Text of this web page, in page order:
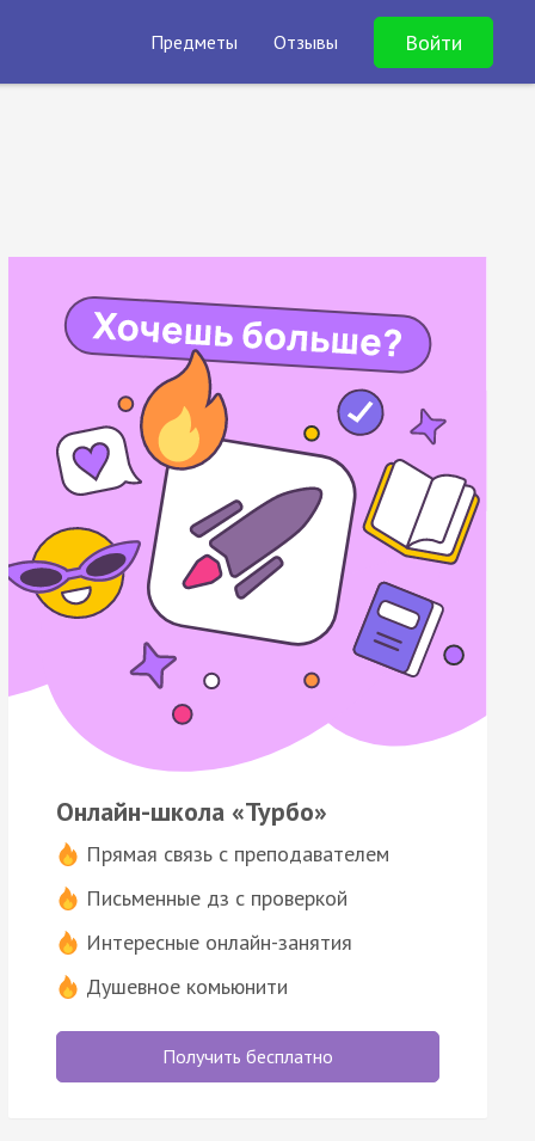
Предметы Отзывы Войти
Онлайн-школа «Турбо»
Прямая связь с преподавателем
Письменные дз с проверкой
Интересные онлайн-занятия
Душевное комьюнити
Получить бесплатно